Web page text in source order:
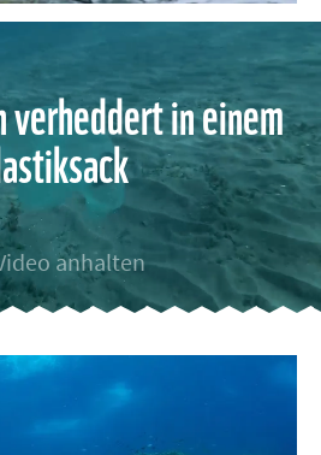
in einem
anhalten